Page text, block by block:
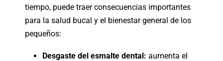
tiempo, puede traer consecuencias importantes
para la salud bucal y el bienestar general de los
pequeños:
Desgaste del esmalte dental: aumenta el